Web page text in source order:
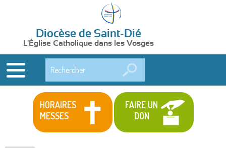
Diocèse de Saint-Dié
L'Église Catholique dans les Vosges
HORAIRES
MESSES
FAIRE UN
DON